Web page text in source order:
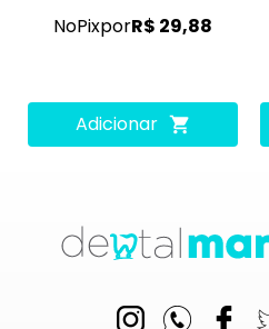
NoPixporR$ 29,88
Adicionar